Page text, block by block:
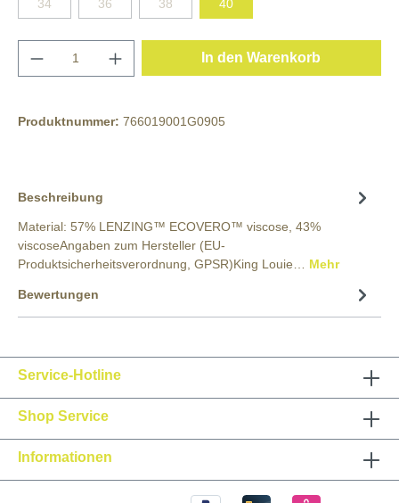
34 36 38 40
In den Warenkorb
Produktnummer: 766019001G0905
Beschreibung
Material: 57% LENZING™ ECOVERO™ viscose, 43%
viscoseAngaben zum Hersteller (EU-
Produktsicherheitsverordnung, GPSR)King Louie… Mehr
Bewertungen
Service-Hotline
Shop Service
Informationen